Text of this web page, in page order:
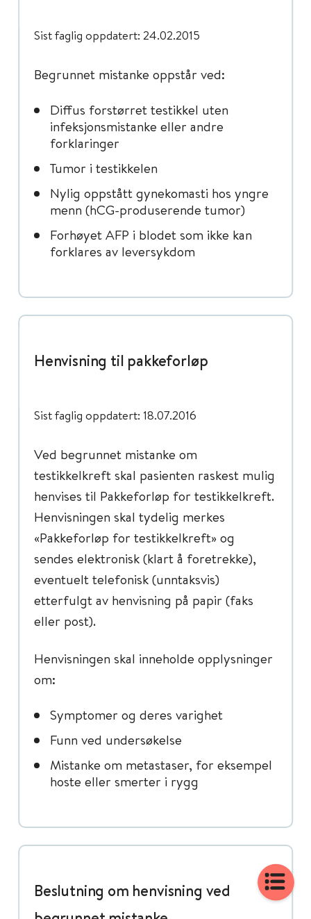
Sist faglig oppdatert: 24.02.2015
Begrunnet mistanke oppstår ved:
Diffus forstørret testikkel uten
infeksjonsmistanke eller andre
forklaringer
Tumor i testikkelen
Nylig oppstått gynekomasti hos yngre
menn (hCG-produserende tumor)
Forhøyet AFP i blodet som ikke kan
forklares av leversykdom
Henvisning til pakkeforløp
Sist faglig oppdatert: 18.07.2016
Ved begrunnet mistanke om
testikkelkreft skal pasienten raskest mulig
henvises til Pakkeforløp for testikkelkreft.
Henvisningen skal tydelig merkes
«Pakkeforløp for testikkelkreft» og
sendes elektronisk (klart å foretrekke),
eventuelt telefonisk (unntaksvis)
etterfulgt av henvisning på papir (faks
eller post).
Henvisningen skal inneholde opplysninger
om:
Symptomer og deres varighet
Funn ved undersøkelse
Mistanke om metastaser, for eksempel
hoste eller smerter i rygg
Beslutning om henvisning ved